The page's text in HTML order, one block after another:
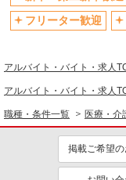
高
株式会社kotrio /●TC-H-
高
制服貸与
資格取得支援制度あり
看護師・保健師・看護
同じ特徴から求人を
未経験歓迎
フリーター歓迎
アルバイト・バイト・求人
アルバイト・バイト・求人
職種・条件一覧 医療・介
掲載ご希望